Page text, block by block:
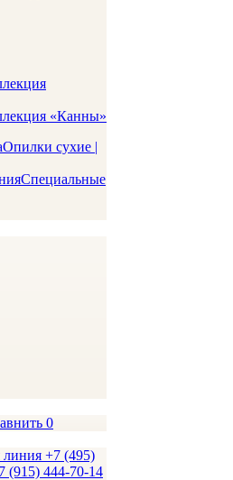
«Канны»
Опилки сухие |
Специальные
0
линия +7 (495)
(915) 444-70-14